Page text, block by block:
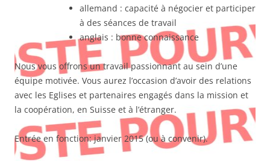
allemand : capacité à négocier et participer
à des séances de travail
anglais : bonne connaissance
Nous vous offrons un travail passionnant au sein d’une
équipe motivée. Vous aurez l’occasion d’avoir des relations
avec les Eglises et partenaires engagés dans la mission et
la coopération, en Suisse et à l’étranger.
Entrée en fonction: janvier 2015 (ou à convenir).